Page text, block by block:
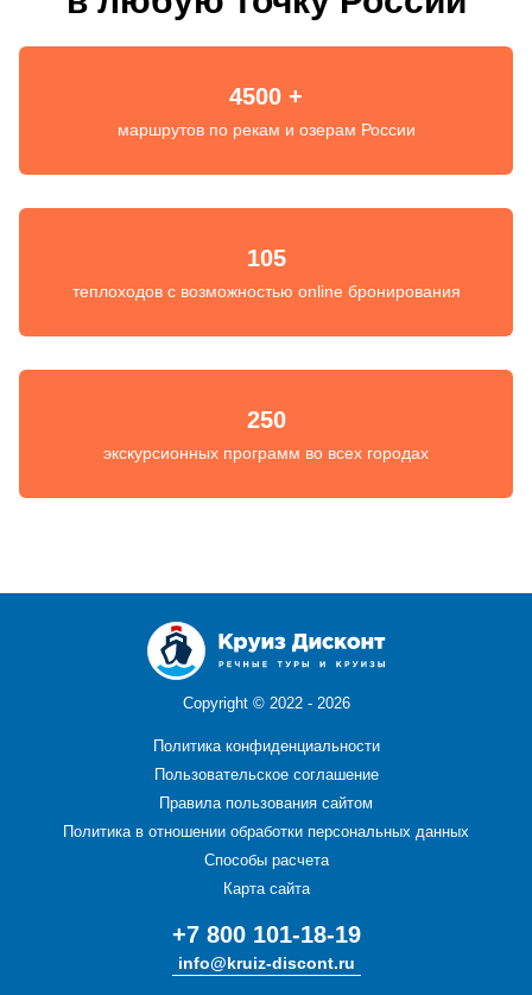
4500 +
маршрутов по рекам и озерам России
105
теплоходов с возможностью online бронирования
250
экскурсионных программ во всех городах
Copyright © 2022 - 2026
Политика конфиденциальности
Пользовательское соглашение
Правила пользования сайтом
Политика в отношении обработки персональных данных
Способы расчета
Карта сайта
+7 800 101-18-19
info@kruiz-discont.ru